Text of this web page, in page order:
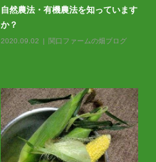
自然農法・有機農法を知っています
か？
2020.09.02 関口ファームの畑ブログ